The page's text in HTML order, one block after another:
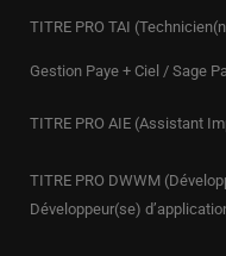
TITRE PRO TAI
Gestion Paye + Ciel / Sage
TITRE PRO AIE (Assistant
TITRE PRO DWWM
Développeur(se)